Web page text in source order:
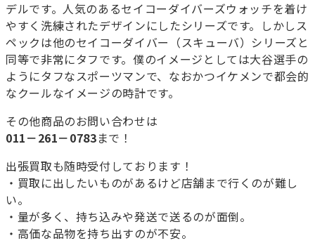
デルです。人気のあるセイコーダイバーズウォッチを着け
やすく洗練されたデザインにしたシリーズです。しかしス
ペックは他のセイコーダイバー（スキューバ）シリーズと
同等で非常にタフです。僕のイメージとしては大谷選手の
ようにタフなスポーツマンで、なおかつイケメンで都会的
なクールなイメージの時計です。
その他商品のお問い合わせは
011－261－0783まで！
出張買取も随時受付しております！
・買取に出したいものがあるけど店舗まで行くのが難し
い。
・量が多く、持ち込みや発送で送るのが面倒。
・高価な品物を持ち出すのが不安。